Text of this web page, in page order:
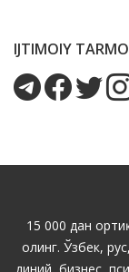
IJTIMOIY
15 000 дан
олинг. Ўзбек,